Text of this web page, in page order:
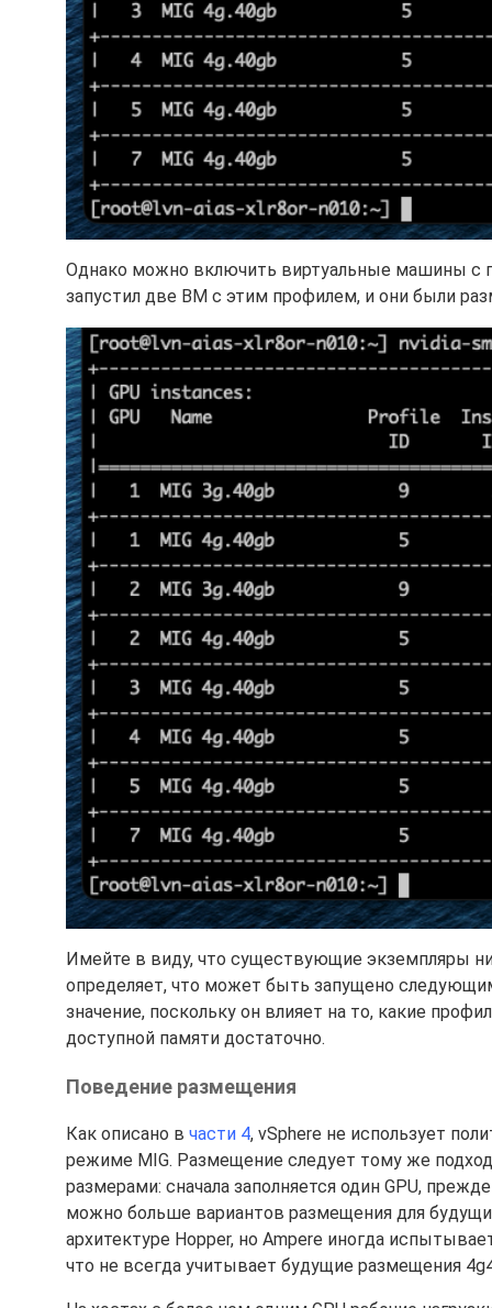
Однако можно включить виртуальные машины с
запустил две ВМ с этим профилем, и они были
Имейте в виду, что существующие экземпляры
определяет, что может быть запущено
значение, поскольку он влияет на то, какие
доступной памяти достаточно.
Поведение размещения
Как описано в части 4, vSphere не использует
режиме MIG. Размещение следует тому же
размерами: сначала заполняется один GPU,
можно больше вариантов размещения для
архитектуре Hopper, но Ampere иногда
что не всегда учитывает будущие размещения